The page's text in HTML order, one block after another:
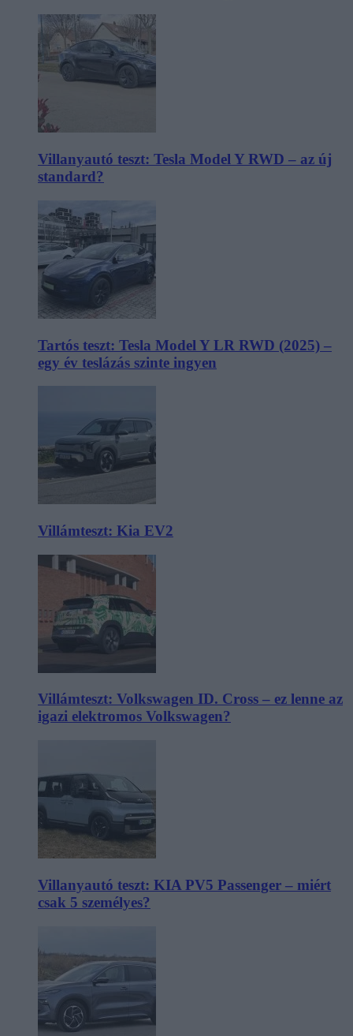
Villanyautó teszt: Tesla Model Y RWD – az új
standard?
Tartós teszt: Tesla Model Y LR RWD (2025) –
egy év teslázás szinte ingyen
Villámteszt: Kia EV2
Villámteszt: Volkswagen ID. Cross – ez lenne az
igazi elektromos Volkswagen?
Villanyautó teszt: KIA PV5 Passenger – miért
csak 5 személyes?